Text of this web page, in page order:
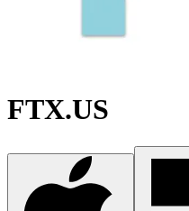
FTX.US